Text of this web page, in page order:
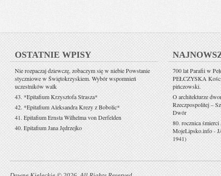
OSTATNIE WPISY
Nie rozpaczaj dziewczę, zobaczym się w niebie Powstanie
styczniowe w Świętokrzyskiem. Wybór wspomnień
uczestników walk
43. *Epitafium Krzysztofa Strasza*
42. *Epitafium Aleksandra Krezy z Bobolic*
41. Epitafium Ernsta Wilhelma von Derfelden
40. Epitafium Jana Jędrzejko
700 lat Parafii w
PEŁCZYSKA
pińczowski.
O architekturze
Rzeczpospolitej –
Dwór
80. rocznica
MojeLipsko.info-
1941)